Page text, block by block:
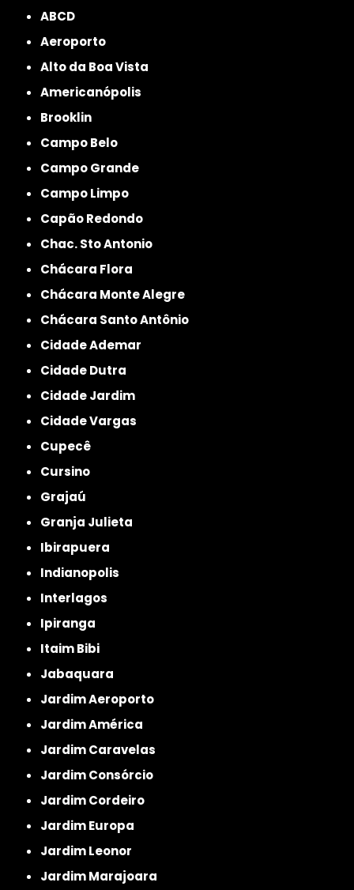
ABCD
Aeroporto
Alto da Boa Vista
Americanópolis
Brooklin
Campo Belo
Campo Grande
Campo Limpo
Capão Redondo
Chac. Sto Antonio
Chácara Flora
Chácara Monte Alegre
Chácara Santo Antônio
Cidade Ademar
Cidade Dutra
Cidade Jardim
Cidade Vargas
Cupecê
Cursino
Grajaú
Granja Julieta
Ibirapuera
Indianopolis
Interlagos
Ipiranga
Itaim Bibi
Jabaquara
Jardim Aeroporto
Jardim América
Jardim Caravelas
Jardim Consórcio
Jardim Cordeiro
Jardim Europa
Jardim Leonor
Jardim Marajoara